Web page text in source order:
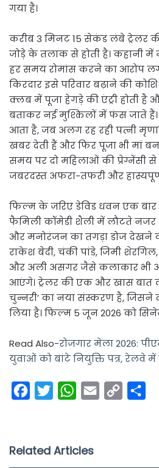
गया है।
करीब 3 मिनट 15 सेकंड लंबे ट्रेलर
जोड़े के तलाक से होती है। कहानी
हर समय रोमांस करने का आरोप
किरदार इसे परिवार बढ़ाने की
क्लब में पूजा हेगड़े की एंट्री होती
बताकर नई मुश्किलों में फंस जाते हैं।
आता है, जब अलग रह रही पत्नी
खबर देती हैं और फिर पूजा भी मां
समय पर दो महिलाओं की प्रेग्नेंसी
जबरदस्त अफरा-तफरी और हास्यपूर्ण
फिल्म के जरिए डेविड धवन एक बार
फैमिली कॉमेडी शैली में लौटते नजर
और मनोरंजन का तगड़ा डोज देखने
राकेश बेदी, चंकी पांडे, जिमी
और अली असगर जैसे कलाकार भी
आएंगे। ट्रेलर की एक और खास बात
चुन्नरी’ का नया संस्करण है, जिसने
लिया है। फिल्म 5 जून 2026 को
Read Also-रोजगार मेला 2026:
युवाओं को बांटे नियुक्ति पत्र, रेलवे में
e
t
W
t
Related Articles